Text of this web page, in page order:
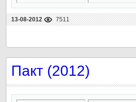
13-08-2012 7511
Пакт (2012)